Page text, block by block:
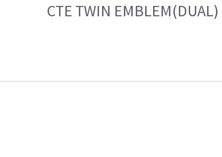
CTE TWIN EMBLEM(DUAL)